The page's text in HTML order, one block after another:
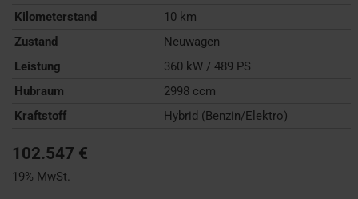
Kilometerstand
10 km
Zustand
Neuwagen
Leistung
360 kW / 489 PS
Hubraum
2998 ccm
Kraftstoff
Hybrid (Benzin/Elektro)
102.547 €
19% MwSt.